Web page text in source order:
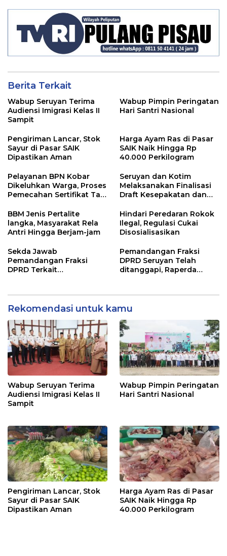
Berita Terkait
Wabup Seruyan Terima
Audiensi Imigrasi Kelas II
Sampit
Wabup Pimpin Peringatan
Hari Santri Nasional
Pengiriman Lancar, Stok
Sayur di Pasar SAIK
Dipastikan Aman
Harga Ayam Ras di Pasar
SAIK Naik Hingga Rp
40.000 Perkilogram
Pelayanan BPN Kobar
Dikeluhkan Warga, Proses
Pemecahan Sertifikat Tak
Seruyan dan Kotim
Melaksanakan Finalisasi
Draft Kesepakatan dan
BBM Jenis Pertalite
langka, Masyarakat Rela
Antri Hingga Berjam-jam
Hindari Peredaran Rokok
Ilegal, Regulasi Cukai
Disosialisasikan
Sekda Jawab
Pemandangan Fraksi
DPRD Terkait
2024
Pemandangan Fraksi
DPRD Seruyan Telah
ditanggapi, Raperda
Rekomendasi untuk kamu
Wabup Seruyan Terima
Audiensi Imigrasi Kelas II
Sampit
Wabup Pimpin Peringatan
Hari Santri Nasional
Pengiriman Lancar, Stok
Sayur di Pasar SAIK
Dipastikan Aman
Harga Ayam Ras di Pasar
SAIK Naik Hingga Rp
40.000 Perkilogram